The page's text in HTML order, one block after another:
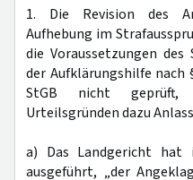
1. Die Revision des
Aufhebung im
die Voraussetzungen des
der Aufklärungshilfe nach
StGB nicht
Urteilsgründen dazu
a) Das Landgericht hat
ausgeführt, „der